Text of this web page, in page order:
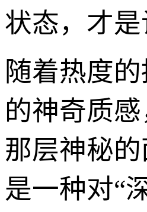
状态，才
随着热度
的神奇质
那层神秘
是一种对“